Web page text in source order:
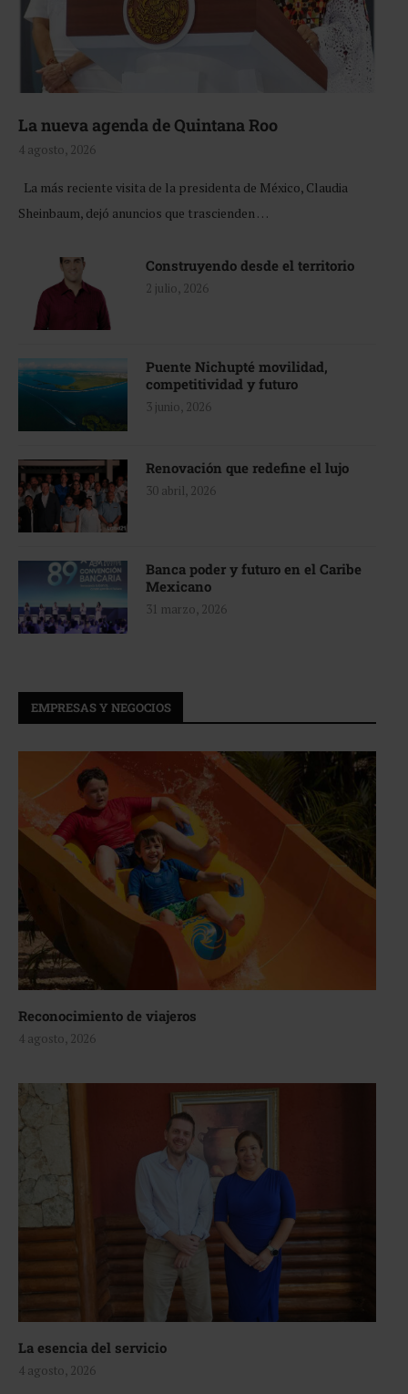
La nueva agenda de Quintana Roo
4 agosto, 2026
La más reciente visita de la presidenta de México, Claudia
Sheinbaum, dejó anuncios que trascienden …
Construyendo desde el territorio
2 julio, 2026
Puente Nichupté movilidad,
competitividad y futuro
3 junio, 2026
Renovación que redefine el lujo
30 abril, 2026
Banca poder y futuro en el Caribe
Mexicano
31 marzo, 2026
EMPRESAS Y NEGOCIOS
Reconocimiento de viajeros
4 agosto, 2026
La esencia del servicio
4 agosto, 2026